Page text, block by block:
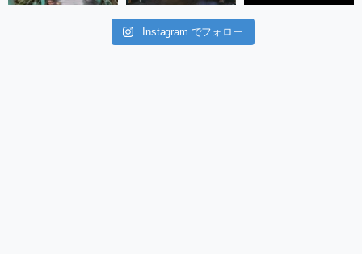
Instagram でフォロー